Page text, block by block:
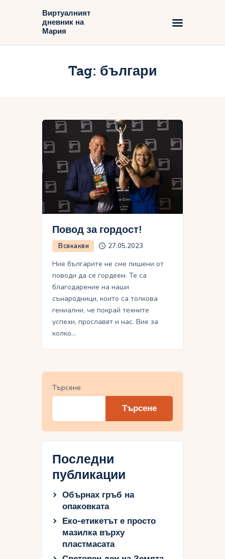
Виртуалният
дневник на
Мария
Tag: българи
Виртуалният дневник на Мария
Повод за гордост!
Всякакви 27.05.2023
Ние българите не сме лишени от
поводи да се гордеем. Те са
благодарение на наши
сънародници, които са толкова
гениални, че покрай техните
успехи, прославят и нас. Вие за
колко…
Търсене
Търсене
Последни
публикации
Обърнах гръб на
опаковката
Еко-етикетът е просто
мазилка върху
пластмасата